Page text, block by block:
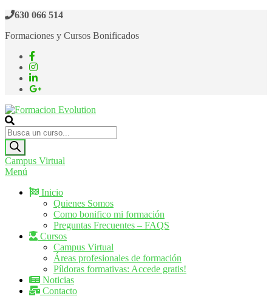
Saltar
contenido
630 066 514
Formaciones y Cursos Bonificados
Formacion Evolution
Cursos de formación continua
Búsqueda
de
productos
Campus Virtual
Menú
Inicio
Quienes Somos
Como bonifico mi formación
Preguntas Frecuentes – FAQS
Cursos
Campus Virtual
Áreas profesionales de formación
Píldoras formativas: Accede gratis!
Noticias
Contacto